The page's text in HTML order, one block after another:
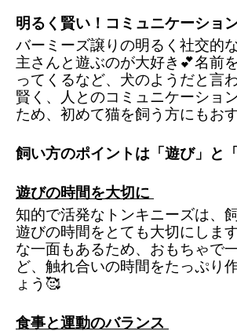
明るく賢い！コミュニケーショ
バーミーズ譲りの明るく社交的
主さんと遊ぶのが大好き💕名前
ってくるなど、犬のようだと言
賢く、人とのコミュニケーショ
ため、初めて猫を飼う方にもお
飼い方のポイントは「遊び」と「
遊びの時間を大切に
知的で活発なトンキニーズは、
遊びの時間をとても大切にしま
な一面もあるため、おもちゃで
ど、触れ合いの時間をたっぷり
ょう🥰
食事と運動のバランス